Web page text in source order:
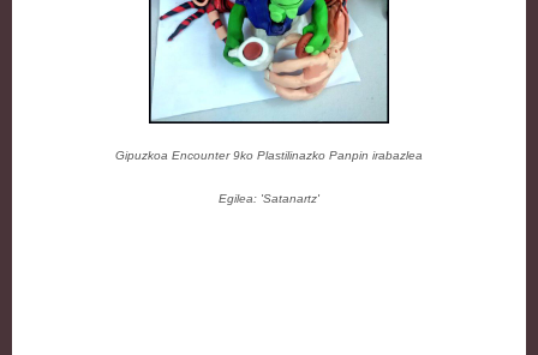
Gipuzkoa Encounter 9ko Plastilinazko Panpin irabazlea
Egilea: 'Satanartz'